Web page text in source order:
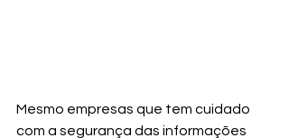
Mesmo empresas que tem cuidado
com a segurança das informações